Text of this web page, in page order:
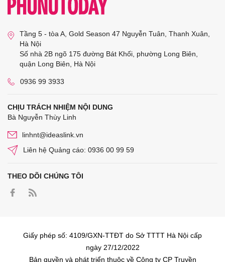
Tầng 5 - tòa A, Gold Season 47 Nguyễn Tuân, Thanh Xuân,
Hà Nội
Số nhà 2B ngõ 175 đường Bát Khối, phường Long Biên,
quận Long Biên, Hà Nội
0936 99 3933
CHỊU TRÁCH NHIỆM NỘI DUNG
Bà Nguyễn Thùy Linh
linhnt@ideaslink.vn
Liên hệ Quảng cáo: 0936 00 99 59
THEO DÕI CHÚNG TÔI
Giấy phép số: 4109/GXN-TTĐT do Sở TTTT Hà Nội cấp
ngày 27/12/2022
Bản quyền và phát triển thuộc về Công ty CP Truyền